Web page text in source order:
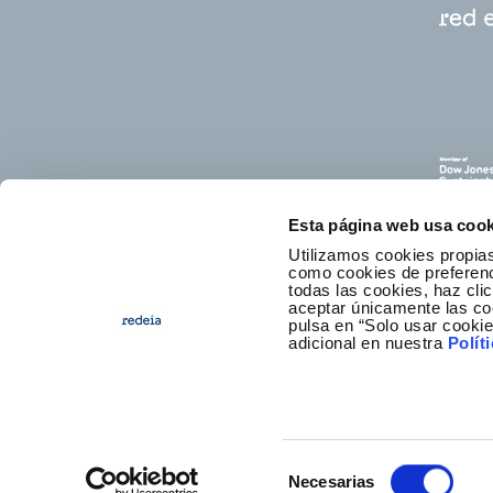
Esta página web usa
Utilizamos cookies
como cookies de
todas las cookies, haz
aceptar únicamente las
pulsa en “Solo usar
adicional en nuestra
Necesarias